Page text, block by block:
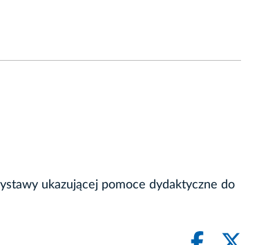
ukazującej pomoce dydaktyczne do